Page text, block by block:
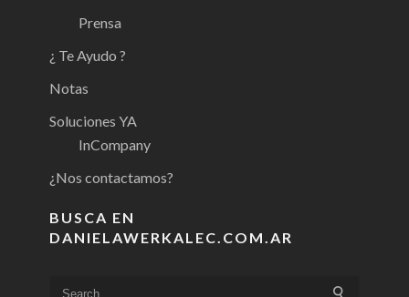
Prensa
¿ Te Ayudo ?
Notas
Soluciones YA
InCompany
¿Nos contactamos?
BUSCA EN
DANIELAWERKALEC.COM.AR